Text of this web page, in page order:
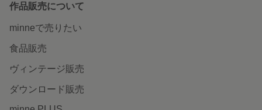
作品販売について
minneで売りたい
食品販売
ヴィンテージ販売
ダウンロード販売